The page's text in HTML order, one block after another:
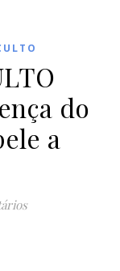
do
a